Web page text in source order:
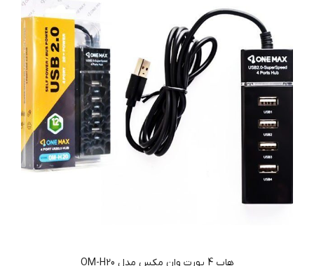
هاب 4 پورت وان مکس مدل OM-H20